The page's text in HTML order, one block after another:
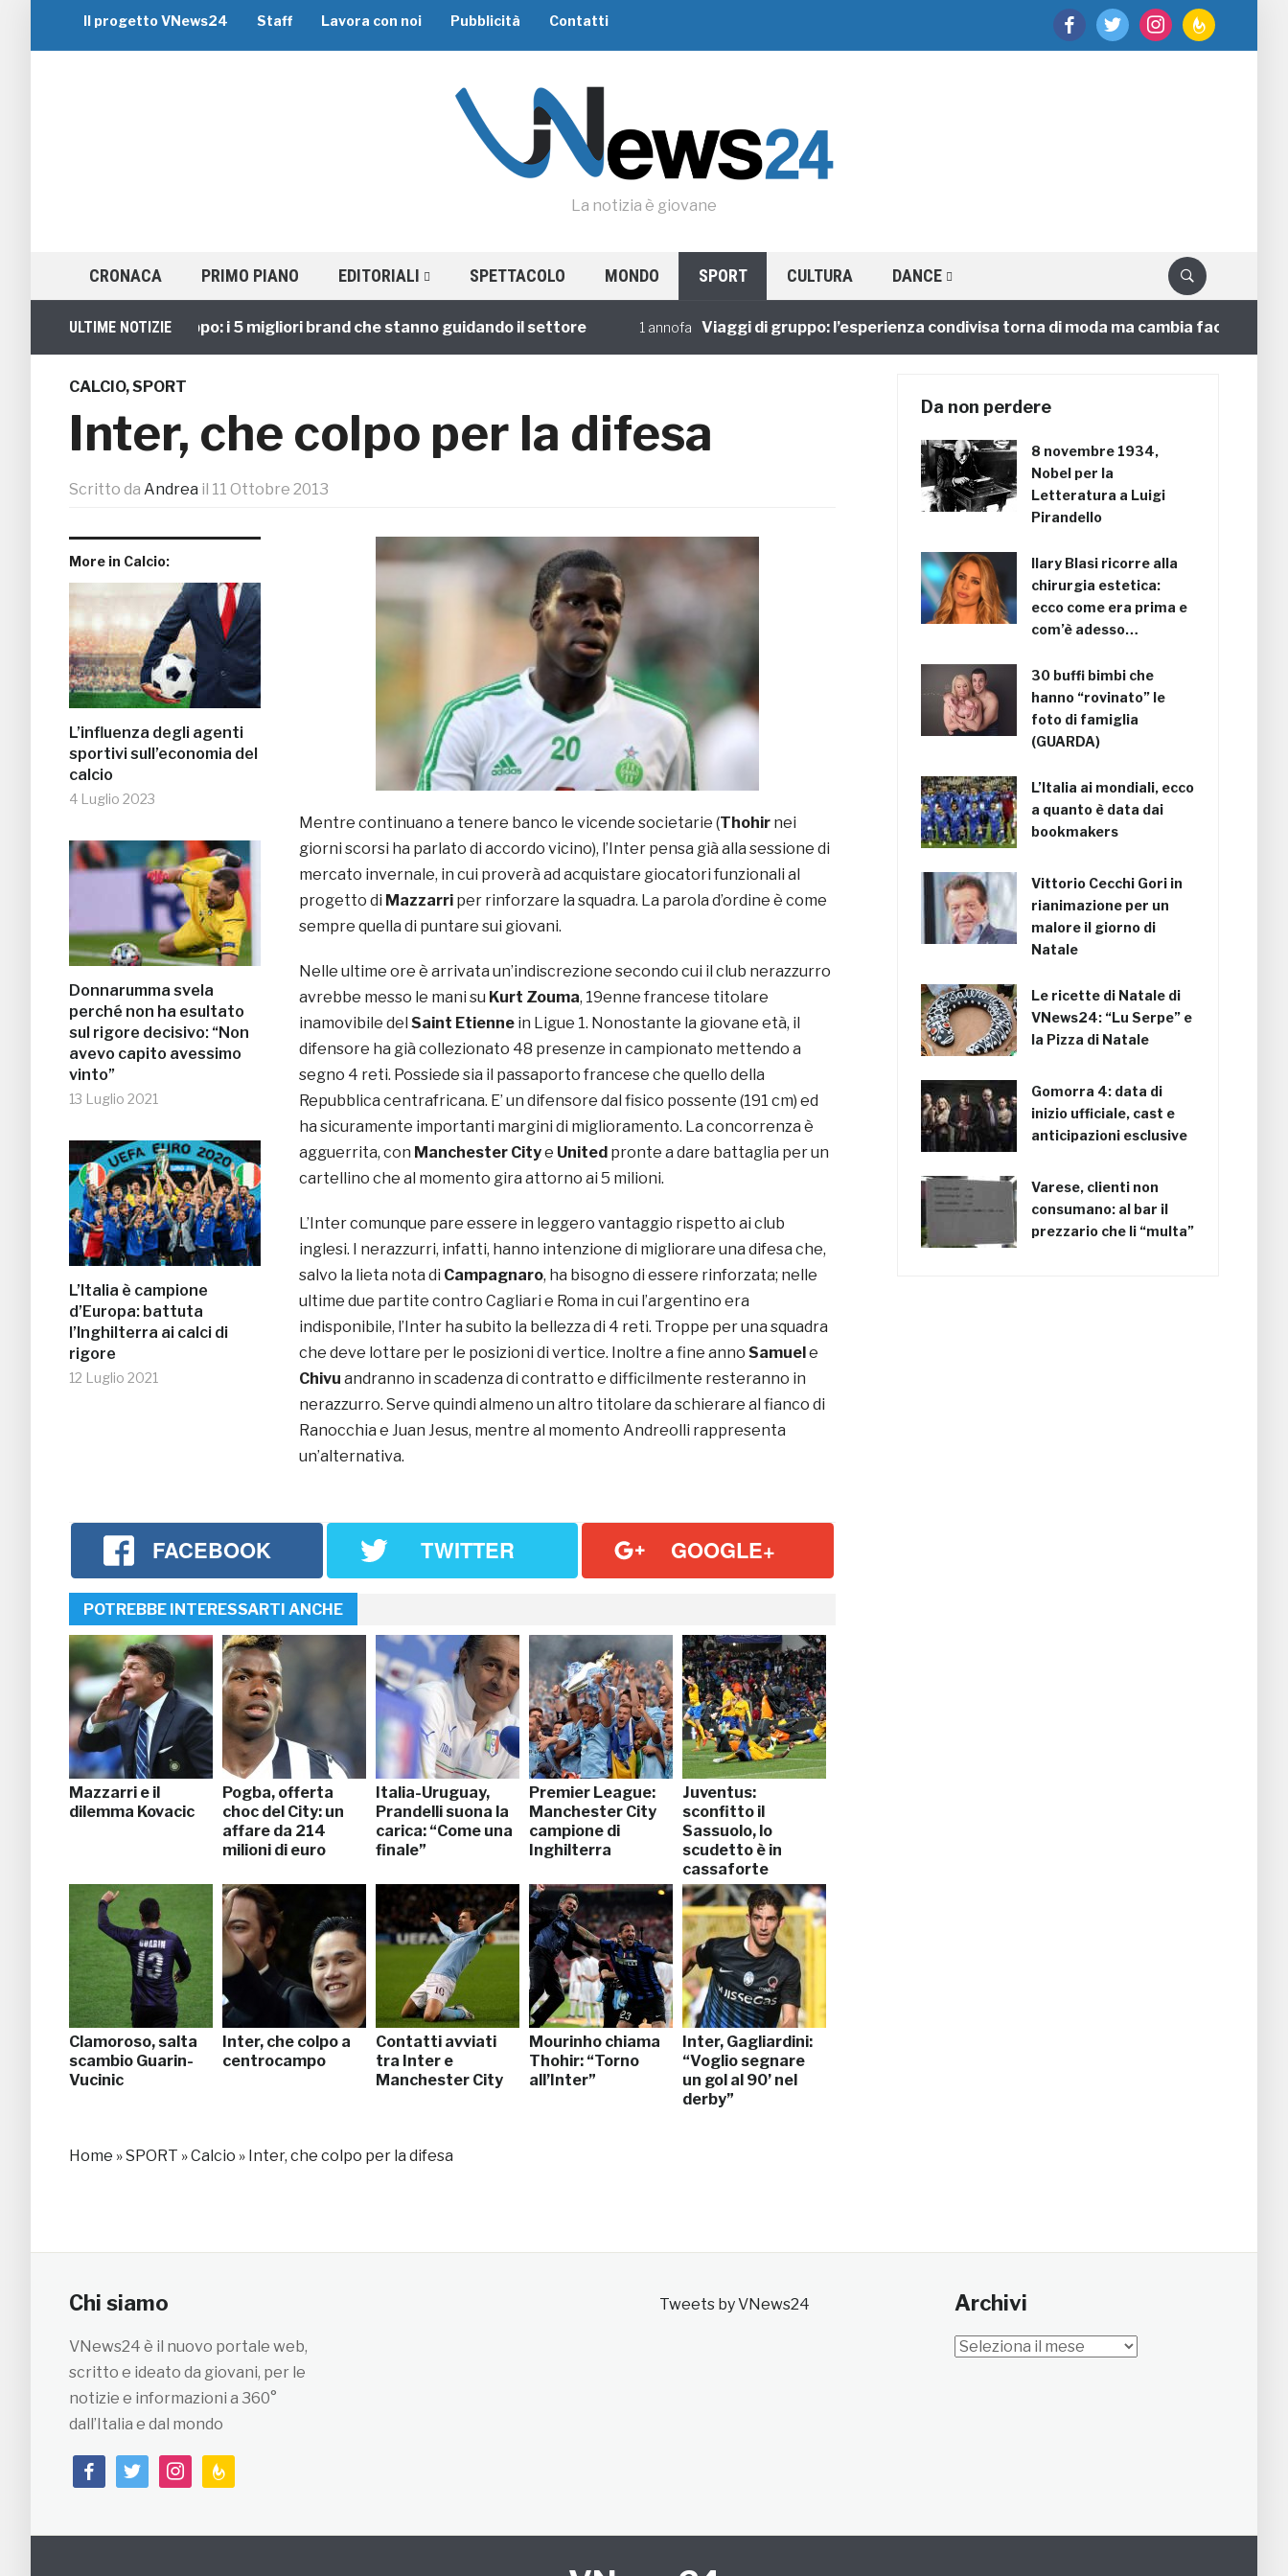
facebooktwitter instagramfeedburner
Il progetto VNews24 Staff Lavora con noi Pubblicità Contatti
La notizia è giovane
CRONACA PRIMO PIANO EDITORIALI SPETTACOLO MONDO SPORT CULTURA DANCE
ULTIME NOTIZIE
Viaggi di Gruppo: i 5 migliori brand che stanno guidando il settore 1 annofa Viaggi di gruppo: l’esperienza condivisa torna di moda ma cambia faccia
CALCIO,SPORT
Inter, che colpo per la difesa
Scritto da Andrea il 11 Ottobre 2013
More in Calcio:
L’influenza degli agenti
sportivi sull’economia del
calcio
4 Luglio 2023
Donnarumma svela
perché non ha esultato
sul rigore decisivo: “Non
avevo capito avessimo
vinto”
13 Luglio 2021
L’Italia è campione
d’Europa: battuta
l’Inghilterra ai calci di
rigore
12 Luglio 2021
Mentre continuano a tenere banco le vicende societarie (Thohir nei
giorni scorsi ha parlato di accordo vicino), l’Inter pensa già alla sessione di
mercato invernale, in cui proverà ad acquistare giocatori funzionali al
progetto di Mazzarri per rinforzare la squadra. La parola d’ordine è come
sempre quella di puntare sui giovani.
Nelle ultime ore è arrivata un’indiscrezione secondo cui il club nerazzurro
avrebbe messo le mani su Kurt Zouma, 19enne francese titolare
inamovibile del Saint Etienne in Ligue 1. Nonostante la giovane età, il
difensore ha già collezionato 48 presenze in campionato mettendo a
segno 4 reti. Possiede sia il passaporto francese che quello della
Repubblica centrafricana. E’ un difensore dal fisico possente (191 cm) ed
ha sicuramente importanti margini di miglioramento. La concorrenza è
agguerrita, con Manchester Citye United pronte a dare battaglia per un
cartellino che al momento gira attorno ai 5 milioni.
L’Inter comunque pare essere in leggero vantaggio rispetto ai club
inglesi. I nerazzurri, infatti, hanno intenzione di migliorare una difesa che,
salvo la lieta nota di Campagnaro, ha bisogno di essere rinforzata; nelle
ultime due partite contro Cagliari e Roma in cui l’argentino era
indisponibile, l’Inter ha subito la bellezza di 4 reti. Troppe per una squadra
che deve lottare per le posizioni di vertice. Inoltre a fine anno Samuel e
Chivu andranno in scadenza di contratto e difficilmente resteranno in
nerazzurro. Serve quindi almeno un altro titolare da schierare al fianco di
Ranocchia e Juan Jesus, mentre al momento Andreolli rappresenta
un’alternativa.
FACEBOOK TWITTER GOOGLE+
POTREBBE INTERESSARTI ANCHE
Mazzarri e il
dilemma Kovacic
Pogba, offerta
choc del City: un
affare da 214
milioni di euro
Italia-Uruguay,
Prandelli suona la
carica: “Come una
finale”
Premier League:
Manchester City
campione di
Inghilterra
Juventus:
sconfitto il
Sassuolo, lo
scudetto è in
cassaforte
Clamoroso, salta
scambio Guarin-
Vucinic
Inter, che colpo a
centrocampo
Contatti avviati
tra Inter e
Manchester City
Mourinho chiama
Thohir: “Torno
all’Inter”
Inter, Gagliardini:
“Voglio segnare
un gol al 90’ nel
derby”
Home »SPORT »Calcio » Inter, che colpo per la difesa
Da non perdere
8 novembre 1934,
Nobel per la
Letteratura a Luigi
Pirandello
Ilary Blasi ricorre alla
chirurgia estetica:
ecco come era prima e
com’è adesso…
30 buffi bimbi che
hanno “rovinato” le
foto di famiglia
(GUARDA)
L’Italia ai mondiali, ecco
a quanto è data dai
bookmakers
Vittorio Cecchi Gori in
rianimazione per un
malore il giorno di
Natale
Le ricette di Natale di
VNews24: “Lu Serpe” e
la Pizza di Natale
Gomorra 4: data di
inizio ufficiale, cast e
anticipazioni esclusive
Varese, clienti non
consumano: al bar il
prezzario che li “multa”
Chi siamo
VNews24 è il nuovo portale web,
scritto e ideato da giovani, per le
notizie e informazioni a 360°
dall’Italia e dal mondo
facebooktwitterinstagramfeedburner
Tweets by VNews24 Archivi
Archivi